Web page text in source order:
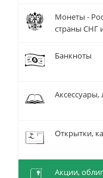
Монеты -
страны СНГ
Банкноты
Аксессуары,
Открытки,
Акции,